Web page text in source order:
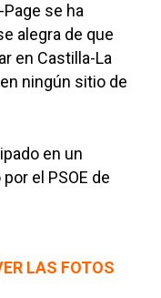
se ha
alegra de que
en Castilla-La
ningún sitio de
en un
el PSOE de
LAS FOTOS